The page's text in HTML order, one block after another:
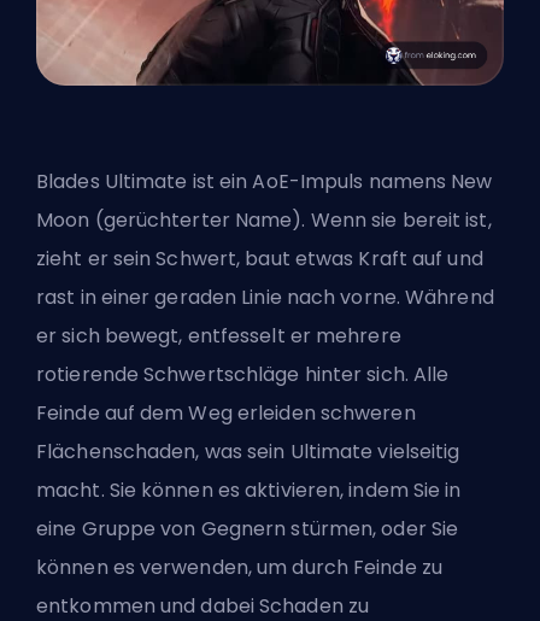
Blades Ultimate ist ein AoE-Impuls namens New
Moon (gerüchterter Name). Wenn sie bereit ist,
zieht er sein Schwert, baut etwas Kraft auf und
rast in einer geraden Linie nach vorne. Während
er sich bewegt, entfesselt er mehrere
rotierende Schwertschläge hinter sich. Alle
Feinde auf dem Weg erleiden schweren
Flächenschaden, was sein Ultimate vielseitig
macht. Sie können es aktivieren, indem Sie in
eine Gruppe von Gegnern stürmen, oder Sie
können es verwenden, um durch Feinde zu
entkommen und dabei Schaden zu